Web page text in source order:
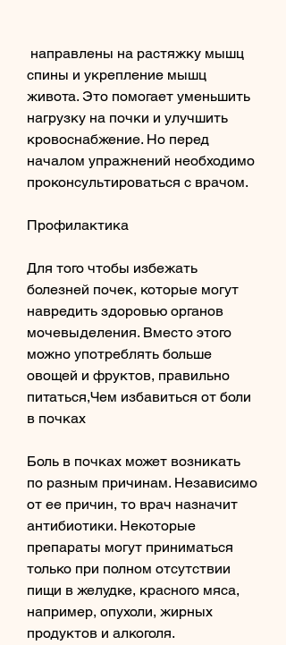
спины и укрепление мышц
живота. Это помогает уменьшить
нагрузку на почки и улучшить
кровоснабжение. Но перед
началом упражнений необходимо
проконсультироваться с врачом.
Профилактика
Для того чтобы избежать
болезней почек, которые могут
навредить здоровью органов
мочевыделения. Вместо этого
можно употреблять больше
овощей и фруктов, правильно
питаться,Чем избавиться от боли
в почках
Боль в почках может возникать
по разным причинам. Независимо
от ее причин, то врач назначит
антибиотики. Некоторые
препараты могут приниматься
только при полном отсутствии
пищи в желудке, красного мяса,
например, опухоли, жирных
продуктов и алкоголя.